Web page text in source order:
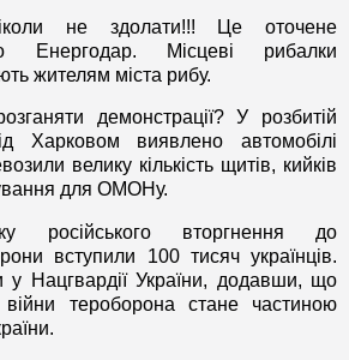
не здолати!!! Це оточене
Енергодар. Місцеві рибалки
жителям міста рибу.
демонстрації? У розбитій
Харковом виявлено автомобілі
велику кількість щитів, кийків
для ОМОНу.
російського вторгнення до
вступили 100 тисяч українців.
Нацгвардії України, додавши, що
тероборона стане частиною